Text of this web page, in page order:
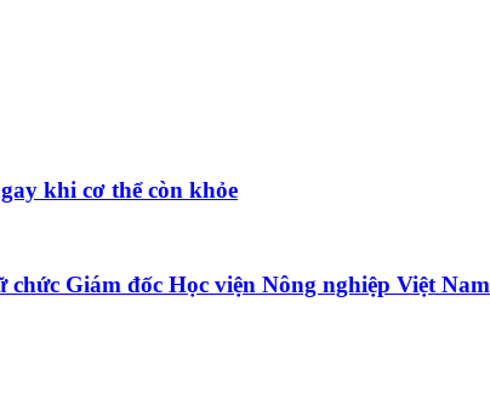
khi cơ thể còn khỏe
Giám đốc Học viện Nông nghiệp Việt Nam